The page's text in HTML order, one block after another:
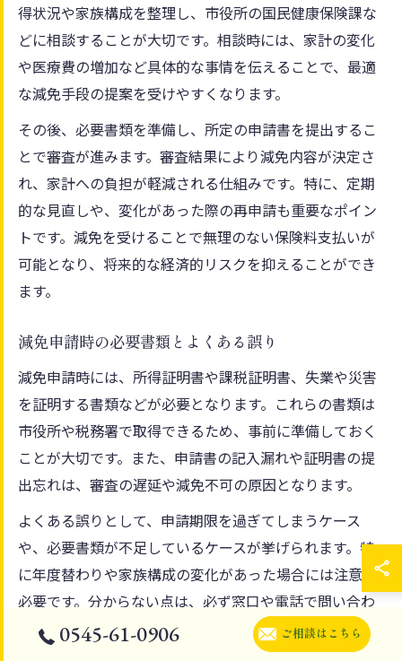
得状況や家族構成を整理し、市役所の国民健康保険課な
どに相談することが大切です。相談時には、家計の変化
や医療費の増加など具体的な事情を伝えることで、最適
な減免手段の提案を受けやすくなります。
その後、必要書類を準備し、所定の申請書を提出するこ
とで審査が進みます。審査結果により減免内容が決定さ
れ、家計への負担が軽減される仕組みです。特に、定期
的な見直しや、変化があった際の再申請も重要なポイン
トです。減免を受けることで無理のない保険料支払いが
可能となり、将来的な経済的リスクを抑えることができ
ます。
減免申請時の必要書類とよくある誤り
減免申請時には、所得証明書や課税証明書、失業や災害
を証明する書類などが必要となります。これらの書類は
市役所や税務署で取得できるため、事前に準備しておく
ことが大切です。また、申請書の記入漏れや証明書の提
出忘れは、審査の遅延や減免不可の原因となります。
よくある誤りとして、申請期限を過ぎてしまうケース
や、必要書類が不足しているケースが挙げられます。特
に年度替わりや家族構成の変化があった場合には注意が
必要です。分からない点は、必ず窓口や電話で問い合わ
せを行い、正確な情報を得ることがトラブル回避のコツ
0545-61-0906 ご相談はこちら